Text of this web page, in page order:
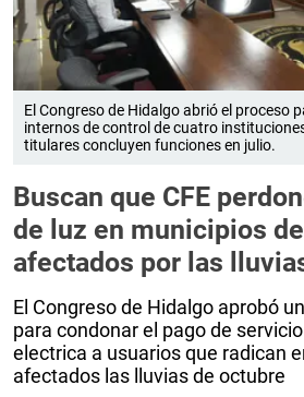
El Congreso de Hidalgo abrió el proceso
internos de control de cuatro
titulares concluyen funciones en julio.
Buscan que CFE
de luz en municipios
afectados por las
El Congreso de Hidalgo aprobó
para condonar el pago de
electrica a usuarios que radican
afectados las lluvias de octubre